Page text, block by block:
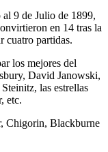
9 de Julio de 1899,
en 14 tras la
cuatro partidas.
los mejores del
David Janowski,
las estrellas
etc.